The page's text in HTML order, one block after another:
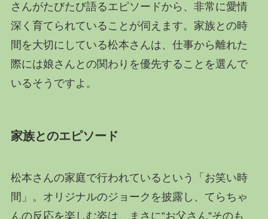
さんがたびたび語るエピソードから、非常に愛情
深く育てられていることが伺えます。家族との時
間を大切にしている松本さんは、仕事から離れた
際には娘さんとの関わりを優先することを選んで
いるそうですよ。
家族とのエピソード
松本さんの家庭で行われているという「お笑い時
間」。オリジナルのジョークを披露し、てらちゃ
んの反応を楽しむ姿は、まさに”お父さん”そのも